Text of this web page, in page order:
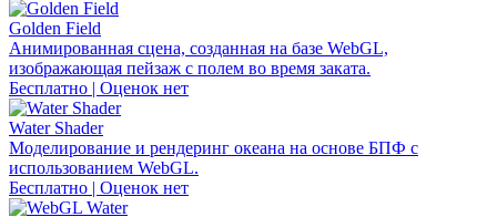
Golden Field
Анимированная сцена, созданная на базе WebGL,
изображающая пейзаж с полем во время заката.
Бесплатно | Оценок нет
Water Shader
Моделирование и рендеринг океана на основе БПФ с
использованием WebGL.
Бесплатно | Оценок нет